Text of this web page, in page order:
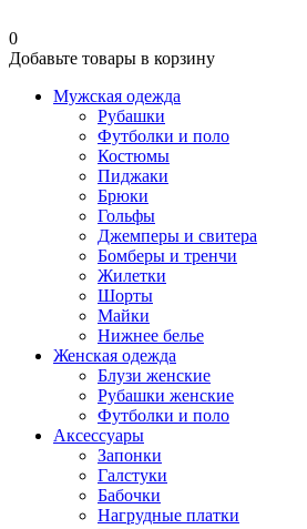
0
Добавьте товары в корзину
Мужская одежда
Рубашки
Футболки и поло
Костюмы
Пиджаки
Брюки
Гольфы
Джемперы и свитера
Бомберы и тренчи
Жилетки
Шорты
Майки
Нижнее белье
Женская одежда
Блузи женские
Рубашки женские
Футболки и поло
Аксессуары
Запонки
Галстуки
Бабочки
Нагрудные платки